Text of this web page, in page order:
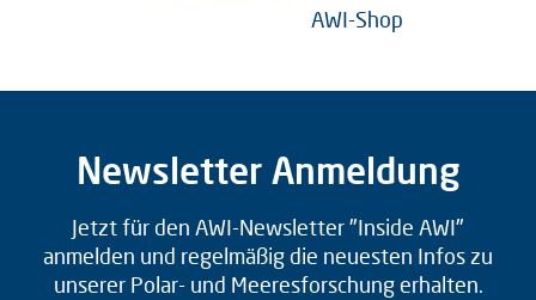
AWI-Shop
Newsletter Anmeldung
Jetzt für den AWI-Newsletter "Inside AWI"
anmelden und regelmäßig die neuesten Infos zu
unserer Polar- und Meeresforschung erhalten.